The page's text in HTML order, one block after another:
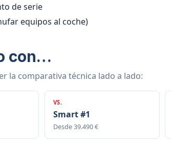
de serie
equipos al coche)
con…
la comparativa técnica lado a lado:
VS.
Smart #1
Desde 39.490 €